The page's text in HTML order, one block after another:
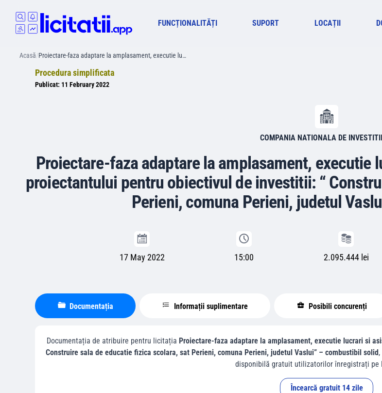
FUNCȚIONALITĂȚI SUPORT LOCAȚII
Acasă/Proiectare-faza adaptare la amplasament, executie lu…
Procedura simplificata
Publicat: 11 February 2022
COMPANIA NATIONALA DE
Proiectare-faza adaptare la amplasament,
proiectantului pentru obiectivul de investitii: “
Perieni, comuna Perieni, judetul
17 May 2022 15:00 2.095.444 lei
Documentația Informații suplimentare Posibili concurenți
Documentația de atribuire pentru licitația Proiectare-faza adaptare la amplasament, executie lucrari si
Construire sala de educatie fizica scolara, sat Perieni, comuna Perieni, judetul Vaslui” – combustibil solid
disponibilă gratuit utilizatorilor înregistrați pe
Încearcă gratuit 14 zile